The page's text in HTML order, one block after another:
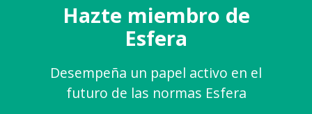
Hazte miembro de
Esfera
Desempeña un papel activo en el
futuro de las normas Esfera